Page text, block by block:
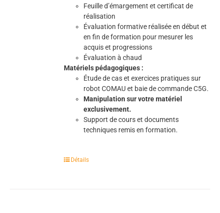
Feuille d’émargement et certificat de
réalisation
Évaluation formative réalisée en début et
en fin de formation pour mesurer les
acquis et progressions
Évaluation à chaud
Matériels pédagogiques :
Étude de cas et exercices pratiques sur
robot COMAU et baie de commande C5G.
Manipulation sur votre matériel
exclusivement.
Support de cours et documents
techniques remis en formation.
Détails